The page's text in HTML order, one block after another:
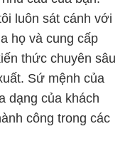
luôn sát cánh với
họ và cung cấp
thức chuyên sâu
Sứ mệnh của
dạng của khách
công trong các